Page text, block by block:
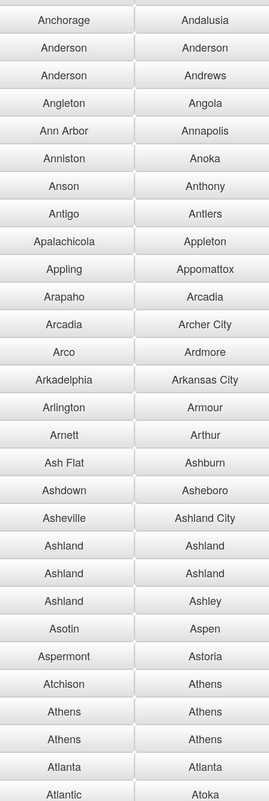
Anchorage
Andalusia
Anderson
Anderson
Anderson
Andrews
Angleton
Angola
Ann Arbor
Annapolis
Anniston
Anoka
Anson
Anthony
Antigo
Antlers
Apalachicola
Appleton
Appling
Appomattox
Arapaho
Arcadia
Arcadia
Archer City
Arco
Ardmore
Arkadelphia
Arkansas City
Arlington
Armour
Arnett
Arthur
Ash Flat
Ashburn
Ashdown
Asheboro
Asheville
Ashland City
Ashland
Ashland
Ashland
Ashland
Ashland
Ashley
Asotin
Aspen
Aspermont
Astoria
Atchison
Athens
Athens
Athens
Athens
Athens
Atlanta
Atlanta
Atlantic
Atoka